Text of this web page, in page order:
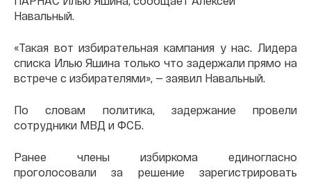
Навальный.
«Такая вот избирательная кампания у нас. Лидера
списка Илью Яшина только что задержали прямо на
встрече с избирателями», — заявил Навальный.
По словам политика, задержание провели
сотрудники МВД и ФСБ.
Ранее члены избиркома единогласно
проголосовали за решение зарегистрировать